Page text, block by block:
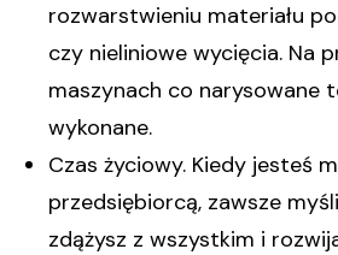
rozwarstwieniu materiału
czy nieliniowe wycięcia. Na
maszynach co narysowane
wykonane.
Czas życiowy. Kiedy jesteś
przedsiębiorcą, zawsze
zdążysz z wszystkim i